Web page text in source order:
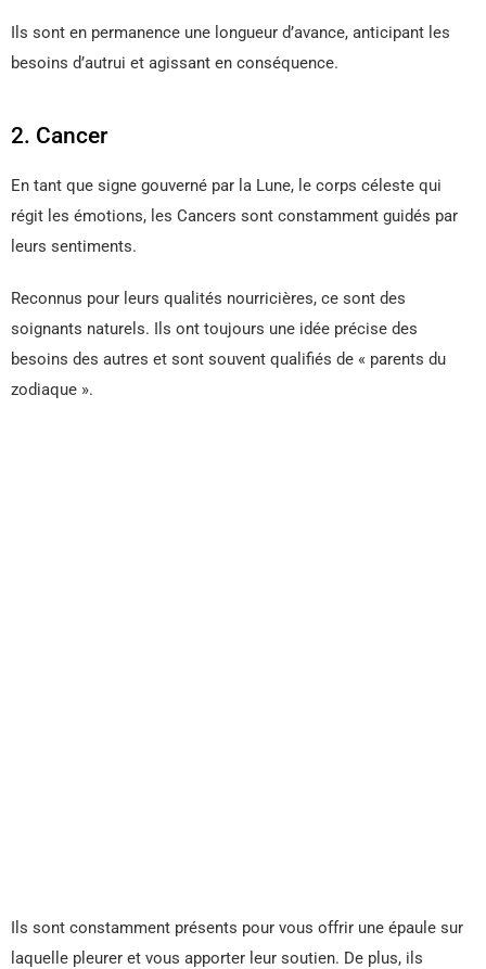
Ils sont en permanence une longueur d’avance, anticipant les
besoins d’autrui et agissant en conséquence.
2. Cancer
En tant que signe gouverné par la Lune, le corps céleste qui
régit les émotions, les Cancers sont constamment guidés par
leurs sentiments.
Reconnus pour leurs qualités nourricières, ce sont des
soignants naturels. Ils ont toujours une idée précise des
besoins des autres et sont souvent qualifiés de « parents du
zodiaque ».
Ils sont constamment présents pour vous offrir une épaule sur
laquelle pleurer et vous apporter leur soutien. De plus, ils